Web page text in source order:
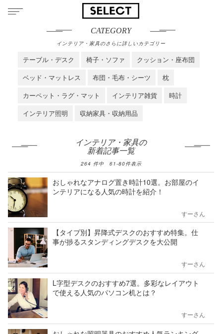
CATEGORY
インテリア・家具のさらに詳しいカテゴリー
テーブル・デスク 椅子・ソファ
クッション・座布団
ベッド・マットレス
布団・毛布・シーツ
枕
カーペット・ラグ・マット
インテリア雑貨
時計
インテリア照明
収納家具・収納用品
インテリア・家具の
新着記事一覧
264 件中 61-80件表示
おしゃれなアナログ置き時計10選。お部屋のイ
ンテリアになる人気の時計を紹介！
すーさん
【タイプ別】昇降式デスクのおすすめ特集。仕
事が捗るスタンディングデスクを大公開
すーさん
L字型デスクのおすすめ7選。多彩なレイアウト
で使える人気のパソコン机とは？
すーさん